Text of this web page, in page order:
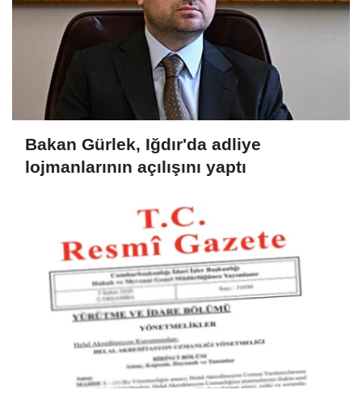
Bakan Gürlek, Iğdır'da adliye
lojmanlarının açılışını yaptı